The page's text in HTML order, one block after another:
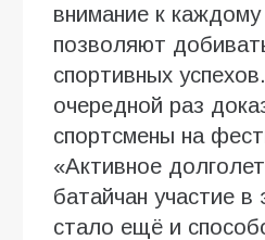
внимание к каждому
позволяют
спортивных
очередной раз
спортсмены на
«Активное
батайчан участие в
стало ещё и